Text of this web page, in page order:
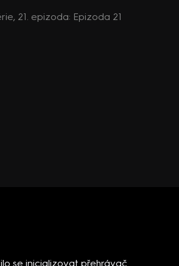
21. epizoda: Epizoda 21
se inicializovat přehrávač